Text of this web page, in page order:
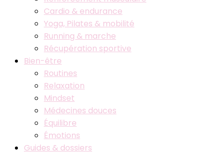
Cardio & endurance
Yoga, Pilates & mobilité
Running & marche
Récupération sportive
Bien-être
Routines
Relaxation
Mindset
Médecines douces
Équilibre
Émotions
Guides & dossiers